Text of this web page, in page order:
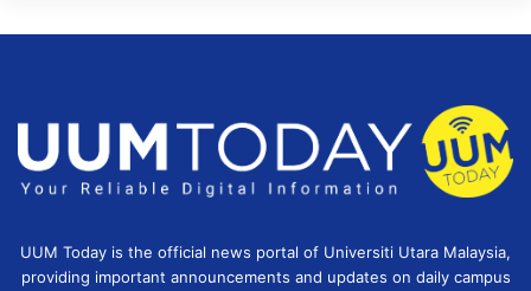
UUM Today is the official news portal of Universiti Utara Malaysia,
providing important announcements and updates on daily campus